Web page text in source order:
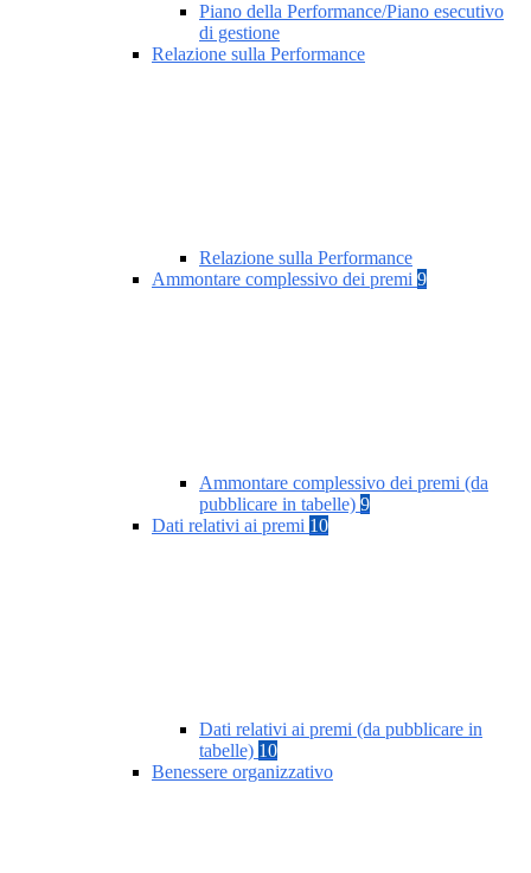
Piano della Performance/Piano esecutivo
di gestione
Relazione sulla Performance
Relazione sulla Performance
Ammontare complessivo dei premi 9
Ammontare complessivo dei premi (da
pubblicare in tabelle) 9
Dati relativi ai premi 10
Dati relativi ai premi (da pubblicare in
tabelle) 10
Benessere organizzativo